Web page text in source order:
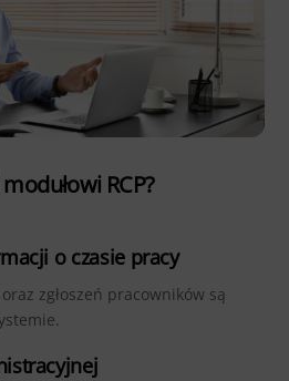
RCP?
o czasie pracy
zgłoszeń pracowników są